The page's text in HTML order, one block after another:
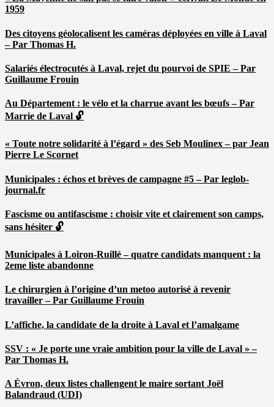
1959
Des citoyens géolocalisent les caméras déployées en ville à Laval
– Par Thomas H.
Salariés électrocutés à Laval, rejet du pourvoi de SPIE – Par
Guillaume Frouin
Au Département : le vélo et la charrue avant les bœufs – Par
Marrie de Laval 🔓
« Toute notre solidarité à l’égard » des Seb Moulinex – par Jean
Pierre Le Scornet
Municipales : échos et brèves de campagne #5 – Par leglob-
journal.fr
Fascisme ou antifascisme : choisir vite et clairement son camps,
sans hésiter 🔓
Municipales à Loiron-Ruillé – quatre candidats manquent : la
2eme liste abandonne
Le chirurgien à l’origine d’un metoo autorisé à revenir
travailler – Par Guillaume Frouin
L’affiche, la candidate de la droite à Laval et l’amalgame
SSV : « Je porte une vraie ambition pour la ville de Laval » –
Par Thomas H.
A Évron, deux listes challengent le maire sortant Joël
Balandraud (UDI)